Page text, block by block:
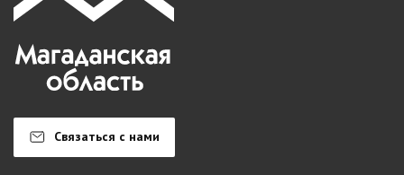
Связаться с нами